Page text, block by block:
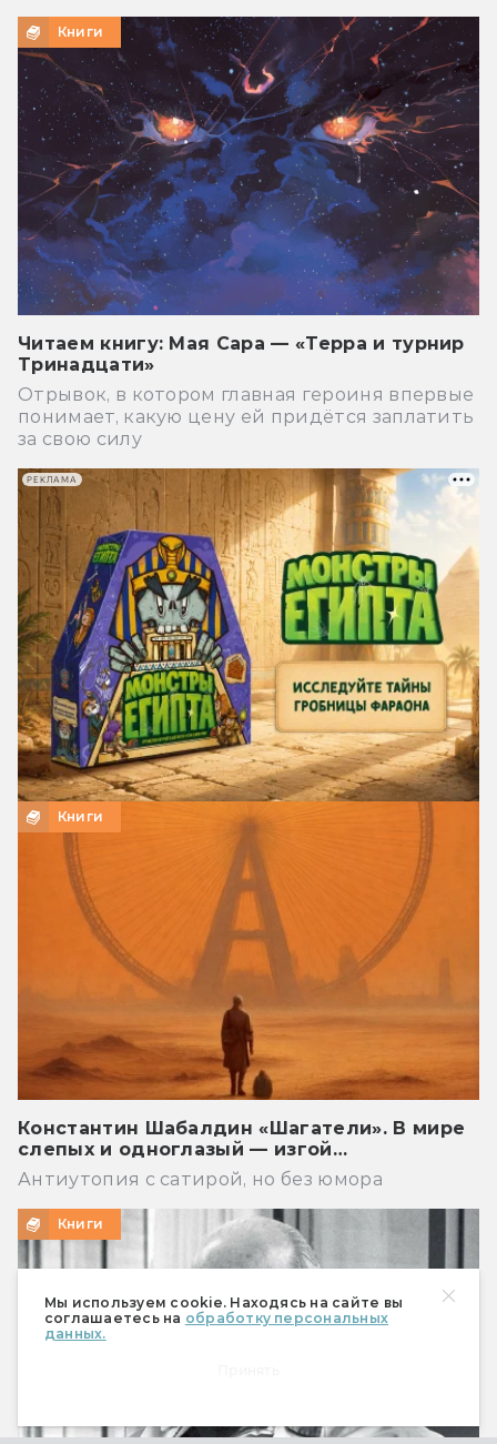
Мы используем cookie. Находясь на сайте вы
соглашаетесь на обработку персональных
данных.
Книги
Читаем книгу: Мая Сара — «Терра и турнир
Тринадцати»
Отрывок, в котором главная героиня впервые
понимает, какую цену ей придётся заплатить
за свою силу
Книги
Константин Шабалдин «Шагатели». В мире
слепых и одноглазый — изгой…
Антиутопия с сатирой, но без юмора
Книги
РЕКЛАМА